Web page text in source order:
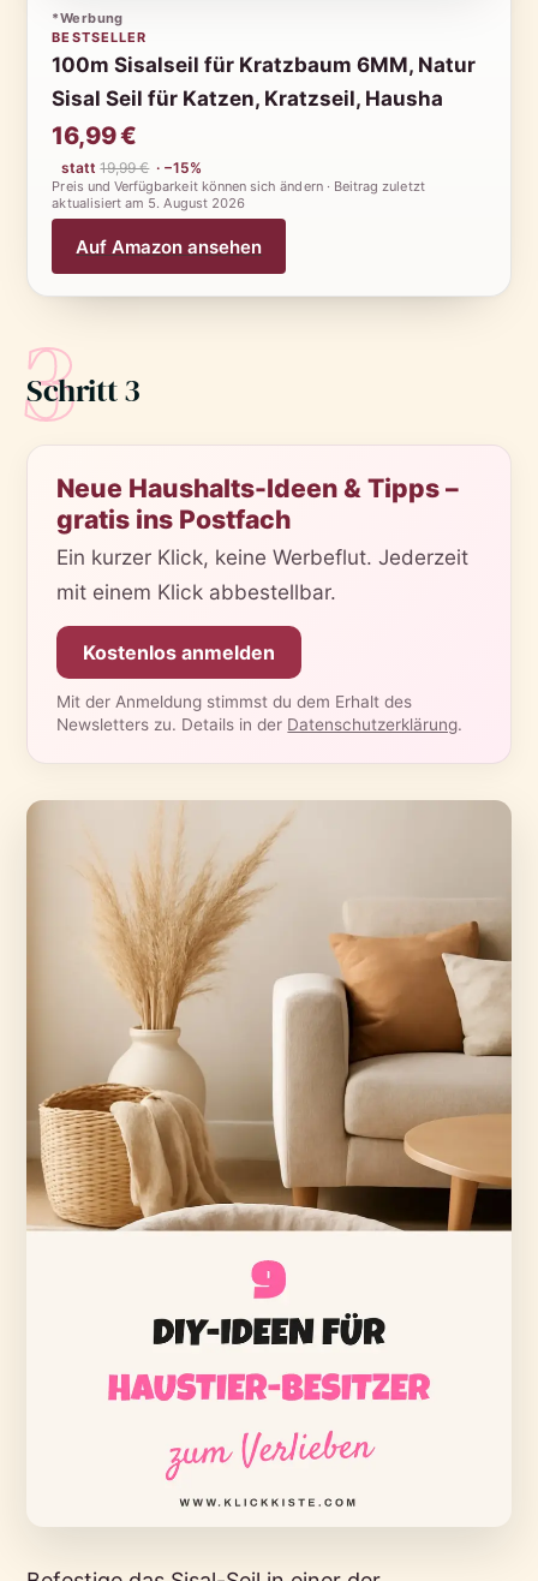
*Werbung
BESTSELLER
100m Sisalseil für Kratzbaum 6MM, Natur
Sisal Seil für Katzen, Kratzseil, Hausha
16,99 €
statt19,99 € · −15%
Preis und Verfügbarkeit können sich ändern · Beitrag zuletzt
aktualisiert am 5. August 2026
Auf Amazon ansehen
3
Schritt 3
Neue Haushalts-Ideen & Tipps –
gratis ins Postfach
Ein kurzer Klick, keine Werbeflut. Jederzeit
mit einem Klick abbestellbar.
Kostenlos anmelden
Mit der Anmeldung stimmst du dem Erhalt des
Newsletters zu. Details in der Datenschutzerklärung.